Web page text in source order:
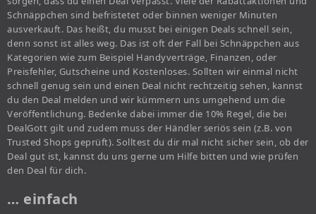
Schnäppchen sind befristetet oder binnen weniger Minuten
ausverkauft. Das heißt, du musst bei einigen Deals schnell sein,
denn sonst ist alles weg. Das ist oft der Fall bei Schnäppchen aus
Kategorien wie zum Beispiel Handyverträge, Finanzen, oder
Preisfehler, Gutscheine und Kostenloses. Sollten wir einmal nicht
schnell genug sein und einen Deal nicht rechtzeitig sehen, kannst
du den Deal melden und wir kümmern uns umgehend um die
Veröffentlichung. Bedenke dabei immer die 10% Regel, die bei
DealGott gilt und zudem muss der Händler seriös sein (z.B. von
Trusted Shops geprüft). Solltest du dir mal nicht sicher sein, ob der
Deal gut ist, kannst du uns gerne um Hilfe bitten und wie prüfen
den Deal für dich.
… einfach